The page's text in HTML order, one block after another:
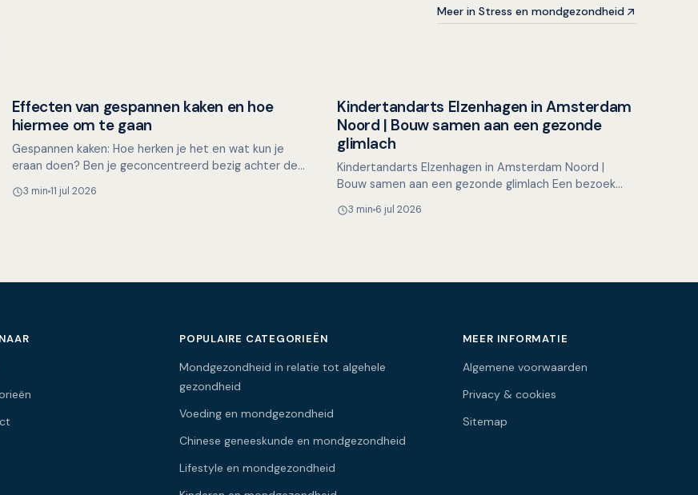
Meer in Stress en mondgezondheid
Mondgezondheid in relatie tot algehele gezondheid
Effecten van gespannen kaken en hoe
hiermee om te gaan
Gespannen kaken: Hoe herken je het en wat kun je
eraan doen? Ben je geconcentreerd bezig achter de
deadline, en…
3 min 11 jul 2026
Overig nieuws
Kindertandarts Elzenhagen in Amsterdam
Noord | Bouw samen aan een gezonde
glimlach
Kindertandarts Elzenhagen in Amsterdam Noord |
Bouw samen aan een gezonde glimlach Een bezoek
spannend te zijn…
3 min 6 jul 2026
POPULAIRE CATEGORIEËN
Mondgezondheid in relatie tot algehele
gezondheid
Voeding en mondgezondheid
Chinese geneeskunde en mondgezondheid
Lifestyle en mondgezondheid
MEER INFORMATIE
Algemene voorwaarden
Privacy & cookies
Sitemap